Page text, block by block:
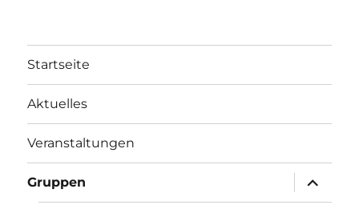
Startseite
Aktuelles
Veranstaltungen
Gruppen
öffnen